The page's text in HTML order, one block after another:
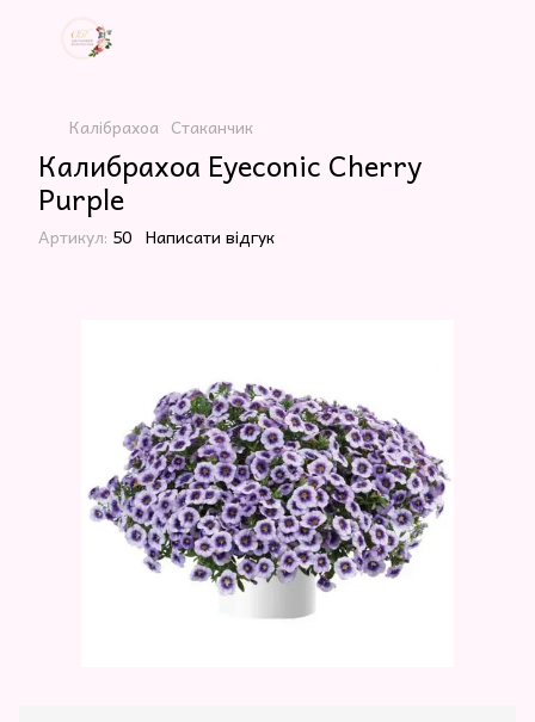
Калібрахоа Стаканчик
Калибрахоа Eyeconic Cherry
Purple
Артикул: 50 Написати відгук